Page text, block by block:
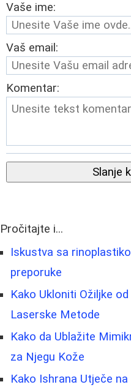
Vaše ime:
Vaš email:
Komentar:
Slanje
Pročitajte i...
Iskustva sa
preporuke
Kako Ukloniti Ožiljke
Laserske Metode
Kako da Ublažite
za Njegu Kože
Kako Ishrana Utječe